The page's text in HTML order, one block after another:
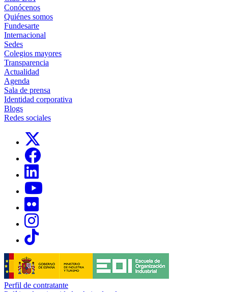
Conócenos
Quiénes somos
Fundesarte
Internacional
Sedes
Colegios mayores
Transparencia
Actualidad
Agenda
Sala de prensa
Identidad corporativa
Blogs
Redes sociales
Links, Opens in this window
Links, Opens in this window
Links, Opens in this window
Links, Opens in this window
Links, Opens in this window
Perfil de contratante